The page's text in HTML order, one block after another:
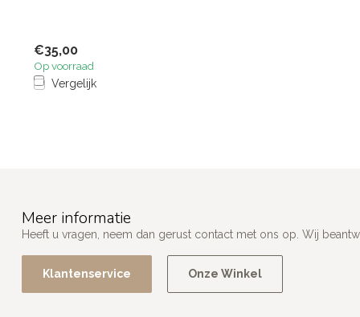
€35,00
Op voorraad
Vergelijk
Meer informatie
Heeft u vragen, neem dan gerust contact met ons op. Wij
Klantenservice Onze Winkel